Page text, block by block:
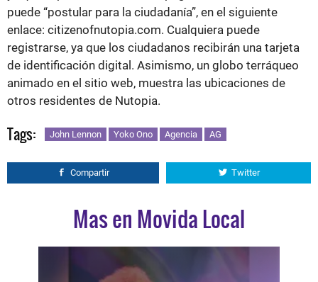
puede “postular para la ciudadanía”, en el siguiente
enlace: citizenofnutopia.com. Cualquiera puede
registrarse, ya que los ciudadanos recibirán una tarjeta
de identificación digital. Asimismo, un globo terráqueo
animado en el sitio web, muestra las ubicaciones de
otros residentes de Nutopia.
Tags: John Lennon Yoko Ono Agencia AG
Compartir Twitter
Mas en Movida Local